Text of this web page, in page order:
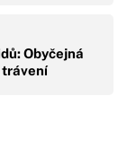
Obyčejná
trávení